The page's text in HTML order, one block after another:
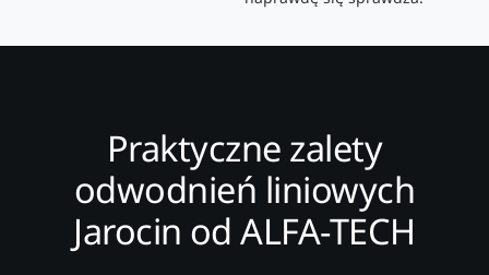
Praktyczne zalety
odwodnień liniowych
Jarocin od ALFA-TECH